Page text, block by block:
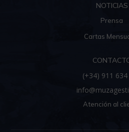
NOTICIAS
Prensa
Cartas
(+34) 911
Atención al